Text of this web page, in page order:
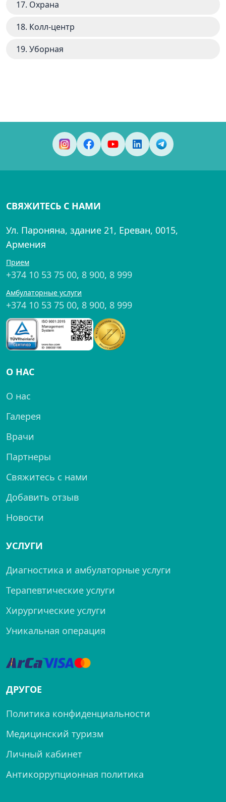
17. Охрана
18. Колл-центр
19. Уборная
СВЯЖИТЕСЬ С НАМИ
Ул. Пароняна, здание 21, Ереван, 0015,
Армения
Прием
+374 10 53 75 00, 8 900, 8 999
Амбулаторные услуги
+374 10 53 75 00, 8 900, 8 999
О НАС
О нас
Галерея
Врачи
Партнеры
Свяжитесь с нами
Добавить отзыв
Новости
УСЛУГИ
Диагностика и амбулаторные услуги
Терапевтические услуги
Хирургические услуги
Уникальная операция
ДРУГОЕ
Политика конфиденциальности
Медицинский туризм
Личный кабинет
Антикоррупционная политика